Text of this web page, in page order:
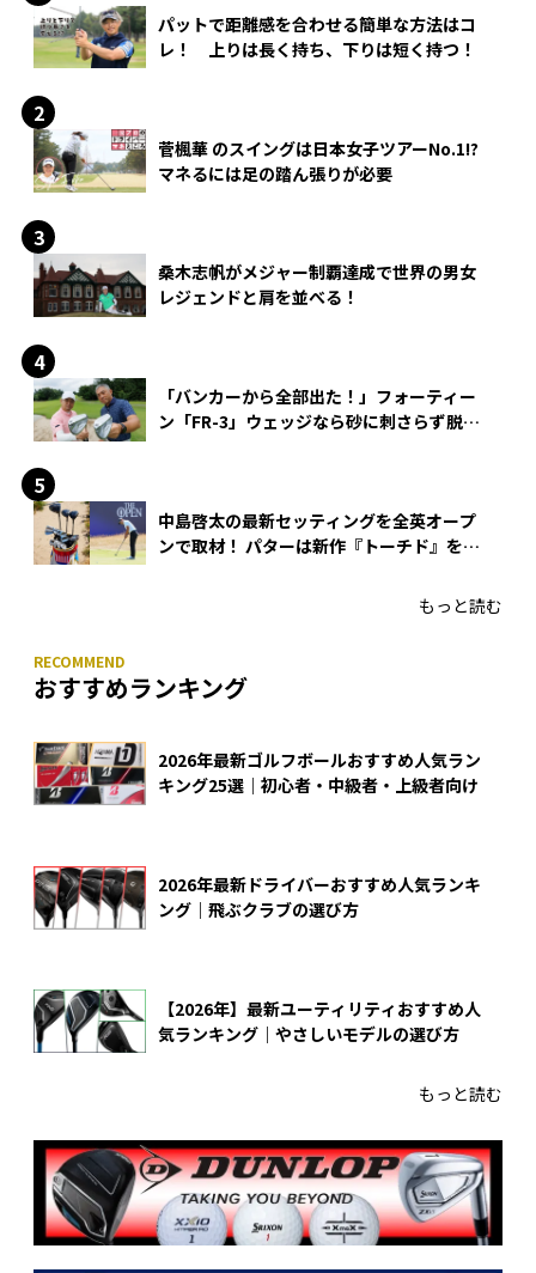
パットで距離感を合わせる簡単な方法はコ
レ！ 上りは長く持ち、下りは短く持つ！
菅楓華 のスイングは日本女子ツアーNo.1!?
マネるには足の踏ん張りが必要
桑木志帆がメジャー制覇達成で世界の男女
レジェンドと肩を並べる！
「バンカーから全部出た！」フォーティー
ン「FR-3」ウェッジなら砂に刺さらず脱出
中島啓太の最新セッティングを全英オープ
ンで取材！ パターは新作『トーチド』を投
もっと読む
おすすめランキング
2026年最新ゴルフボールおすすめ人気ラン
キング25選｜初心者・中級者・上級者向け
2026年最新ドライバーおすすめ人気ランキ
ング｜飛ぶクラブの選び方
【2026年】最新ユーティリティおすすめ人
気ランキング｜やさしいモデルの選び方
もっと読む